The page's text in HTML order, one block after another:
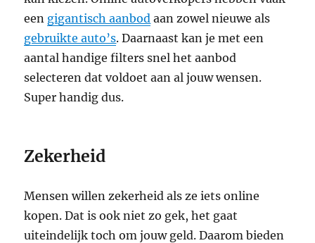
een gigantisch aanbod aan zowel nieuwe als
gebruikte auto’s. Daarnaast kan je met een
aantal handige filters snel het aanbod
selecteren dat voldoet aan al jouw wensen.
Super handig dus.
Zekerheid
Mensen willen zekerheid als ze iets online
kopen. Dat is ook niet zo gek, het gaat
uiteindelijk toch om jouw geld. Daarom bieden